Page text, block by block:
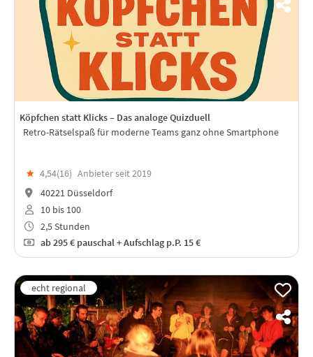
Köpfchen statt Klicks – Das analoge Quizduell
Retro-Rätselspaß für moderne Teams ganz ohne Smartphone
★ 4,54(16) Anbieter seit 2019
40221 Düsseldorf
10 bis 100
2,5 Stunden
ab295 € pauschal + Aufschlag p.P. 15 €